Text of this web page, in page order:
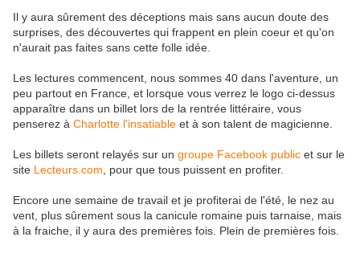
Il y aura sûrement des déceptions mais sans aucun doute des
surprises, des découvertes qui frappent en plein coeur et qu'on
n'aurait pas faites sans cette folle idée.
Les lectures commencent, nous sommes 40 dans l'aventure, un
peu partout en France, et lorsque vous verrez le logo ci-dessus
apparaître dans un billet lors de la rentrée littéraire, vous
penserez à Charlotte l'insatiable et à son talent de magicienne.
Les billets seront relayés sur un groupe Facebook public et sur le
site Lecteurs.com , pour que tous puissent en profiter.
Encore une semaine de travail et je profiterai de l'été, le nez au
vent, plus sûrement sous la canicule romaine puis tarnaise, mais
à la fraiche, il y aura des premières fois. Plein de premières fois.